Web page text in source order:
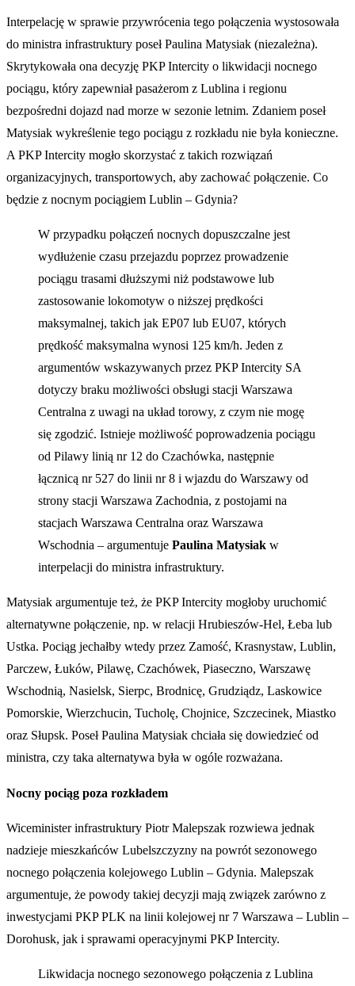
Interpelację w sprawie przywrócenia tego połączenia wystosowała
do ministra infrastruktury poseł Paulina Matysiak (niezależna).
Skrytykowała ona decyzję PKP Intercity o likwidacji nocnego
pociągu, który zapewniał pasażerom z Lublina i regionu
bezpośredni dojazd nad morze w sezonie letnim. Zdaniem poseł
Matysiak wykreślenie tego pociągu z rozkładu nie była konieczne.
A PKP Intercity mogło skorzystać z takich rozwiązań
organizacyjnych, transportowych, aby zachować połączenie. Co
będzie z nocnym pociągiem Lublin – Gdynia?
W przypadku połączeń nocnych dopuszczalne jest
wydłużenie czasu przejazdu poprzez prowadzenie
pociągu trasami dłuższymi niż podstawowe lub
zastosowanie lokomotyw o niższej prędkości
maksymalnej, takich jak EP07 lub EU07, których
prędkość maksymalna wynosi 125 km/h. Jeden z
argumentów wskazywanych przez PKP Intercity SA
dotyczy braku możliwości obsługi stacji Warszawa
Centralna z uwagi na układ torowy, z czym nie mogę
się zgodzić. Istnieje możliwość poprowadzenia pociągu
od Pilawy linią nr 12 do Czachówka, następnie
łącznicą nr 527 do linii nr 8 i wjazdu do Warszawy od
strony stacji Warszawa Zachodnia, z postojami na
stacjach Warszawa Centralna oraz Warszawa
Wschodnia – argumentuje Paulina Matysiak w
interpelacji do ministra infrastruktury.
Matysiak argumentuje też, że PKP Intercity mogłoby uruchomić
alternatywne połączenie, np. w relacji Hrubieszów-Hel, Łeba lub
Ustka. Pociąg jechałby wtedy przez Zamość, Krasnystaw, Lublin,
Parczew, Łuków, Pilawę, Czachówek, Piaseczno, Warszawę
Wschodnią, Nasielsk, Sierpc, Brodnicę, Grudziądz, Laskowice
Pomorskie, Wierzchucin, Tucholę, Chojnice, Szczecinek, Miastko
oraz Słupsk. Poseł Paulina Matysiak chciała się dowiedzieć od
ministra, czy taka alternatywa była w ogóle rozważana.
Nocny pociąg poza rozkładem
Wiceminister infrastruktury Piotr Malepszak rozwiewa jednak
nadzieje mieszkańców Lubelszczyzny na powrót sezonowego
nocnego połączenia kolejowego Lublin – Gdynia. Malepszak
argumentuje, że powody takiej decyzji mają związek zarówno z
inwestycjami PKP PLK na linii kolejowej nr 7 Warszawa – Lublin –
Dorohusk, jak i sprawami operacyjnymi PKP Intercity.
Likwidacja nocnego sezonowego połączenia z Lublina